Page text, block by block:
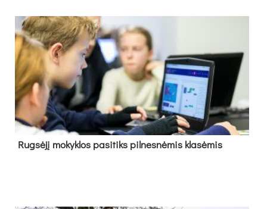
Rug­sė­jį mo­kyk­los pa­si­tiks pil­nes­nė­mis kla­sė­mis